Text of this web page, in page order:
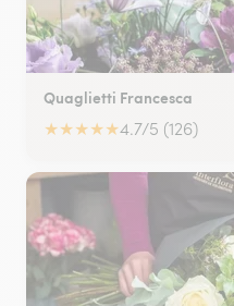
Quaglietti Francesca
★★★★★4.7/5 (126)